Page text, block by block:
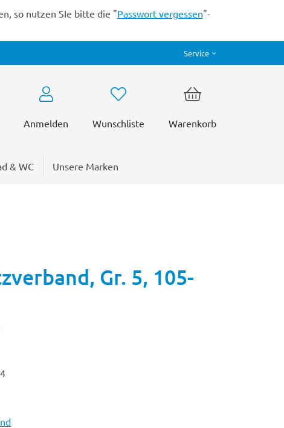
so nutzen SIe bitte die "Passwort vergessen"-
Service
Anmelden Wunschliste Warenkorb
& WC Unsere Marken
Gr. 5, 105-